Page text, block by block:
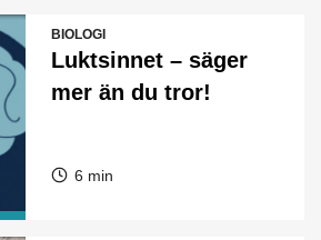
BIOLOGI
Luktsinnet – säger
mer än du tror!
6 min